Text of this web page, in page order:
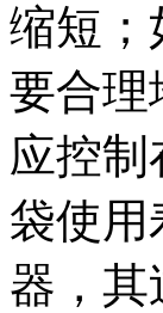
缩短；
要合理
应控制
袋使用
器，其